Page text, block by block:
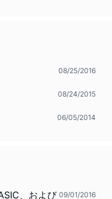
08/25/2016
08/24/2015
06/05/2014
、および 09/01/2016